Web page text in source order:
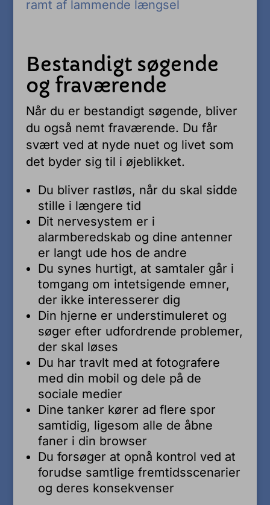
ramt af lammende længsel
Bestandigt søgende
og fraværende
Når du er bestandigt søgende, bliver
du også nemt fraværende. Du får
svært ved at nyde nuet og livet som
det byder sig til i øjeblikket.
Du bliver rastløs, når du skal sidde
stille i længere tid
Dit nervesystem er i
alarmberedskab og dine antenner
er langt ude hos de andre
Du synes hurtigt, at samtaler går i
tomgang om intetsigende emner,
der ikke interesserer dig
Din hjerne er understimuleret og
søger efter udfordrende problemer,
der skal løses
Du har travlt med at fotografere
med din mobil og dele på de
sociale medier
Dine tanker kører ad flere spor
samtidig, ligesom alle de åbne
faner i din browser
Du forsøger at opnå kontrol ved at
forudse samtlige fremtidsscenarier
og deres konsekvenser